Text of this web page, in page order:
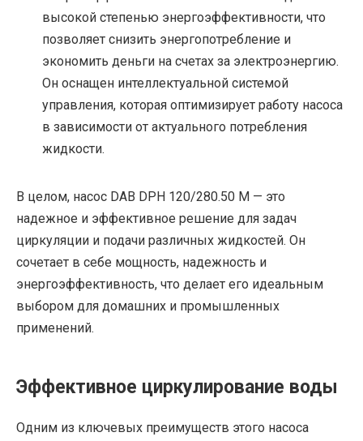
высокой степенью энергоэффективности, что
позволяет снизить энергопотребление и
экономить деньги на счетах за электроэнергию.
Он оснащен интеллектуальной системой
управления, которая оптимизирует работу насоса
в зависимости от актуального потребления
жидкости.
В целом, насос DAB DPH 120/280.50 M — это
надежное и эффективное решение для задач
циркуляции и подачи различных жидкостей. Он
сочетает в себе мощность, надежность и
энергоэффективность, что делает его идеальным
выбором для домашних и промышленных
применений.
Эффективное циркулирование воды
Одним из ключевых преимуществ этого насоса